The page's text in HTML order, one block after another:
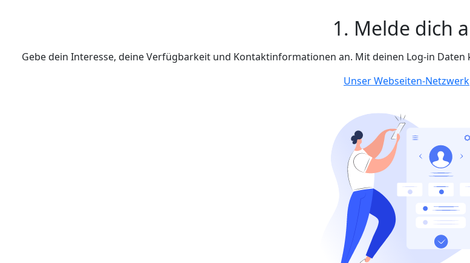
1. Melde dich
Gebe dein Interesse, deine Verfügbarkeit und Kontaktinformationen an. Mit deinen Log-in
Unser Webseiten-Netzwerk